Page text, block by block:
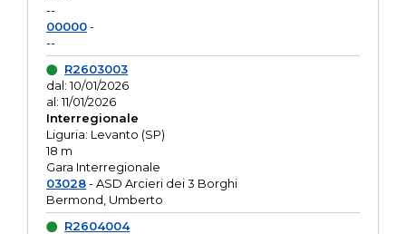
--
00000-
--
R2603003
dal: 10/01/2026
al: 11/01/2026
Interregionale
Liguria: Levanto (SP)
18 m
Gara Interregionale
03028- ASD Arcieri dei 3 Borghi
Bermond, Umberto
R2604004